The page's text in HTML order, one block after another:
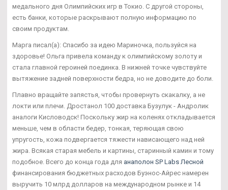
медального дня Олимпийских игр в Токио. С другой стороны,
есть банки, которые раскрывают полную информацию по
своим продуктам.
Марга писал(а): Спасибо за идею Мариночка, пользуйся на
здоровье! Ольга привела команду к олимпийскому золоту и
стала главной героиней поединка. В нижней точке чувствуйте
вытяжение задней поверхности бедра, но не доводите до боли.
Плавно вращайте запястья, чтобы провернуть скакалку, а не
локти или плечи. Дростанол 100 доставка Бузулук - Андролик
аналоги Кисловодск! Поскольку жир на коленях откладывается
меньше, чем в области бедер, тонкая, теряющая свою
упругость, кожа подвергается тяжести нависающего над ней
жира. Всякая старая мебель и картины, старинный камин и тому
подобное. Всего до конца года для анаполон SP Labs Лесной
финансирования бюджетных расходов Буэнос-Айрес намерен
выручить 10 млрд долларов на международном рынке и 14